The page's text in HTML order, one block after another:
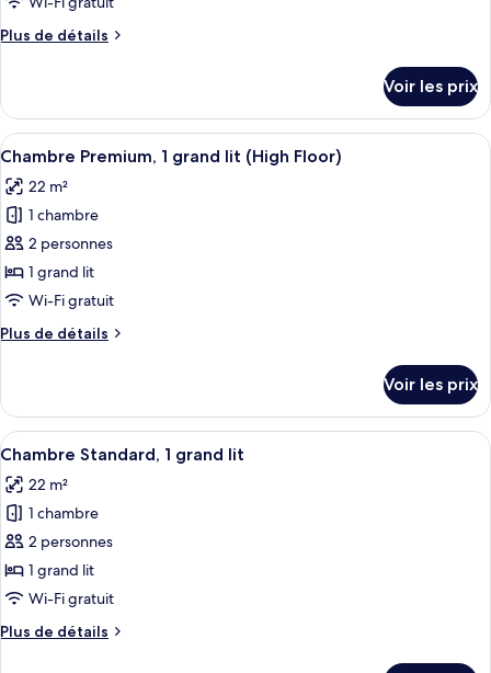
chambre :
2
lits
doubles
Plus de détails
Plus
le
type
de
Chambre
Standard,
lits
doubles
Voir les prix
Afficher
toutes
les
photos
pour
ce
type
chambre :
grand
lit
(High
Floor)
Une chambre d’hôtel avec un
3
Chambre Premium, 1 grand lit (High Floor)
22 m²
1 chambre
2 personnes
1 grand lit
Wi-Fi gratuit
Plus de détails
Plus
le
type
de
Chambre
Premium,
grand
lit
(High
Floor)
Voir les prix
Afficher
toutes
les
photos
pour
ce
type
chambre :
Une chambre d’hôtel avec un grand
5
Chambre Standard, 1 grand lit
22 m²
1 chambre
2 personnes
1 grand lit
Wi-Fi gratuit
Plus de détails
Plus